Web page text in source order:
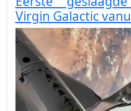
Virgin Galactic